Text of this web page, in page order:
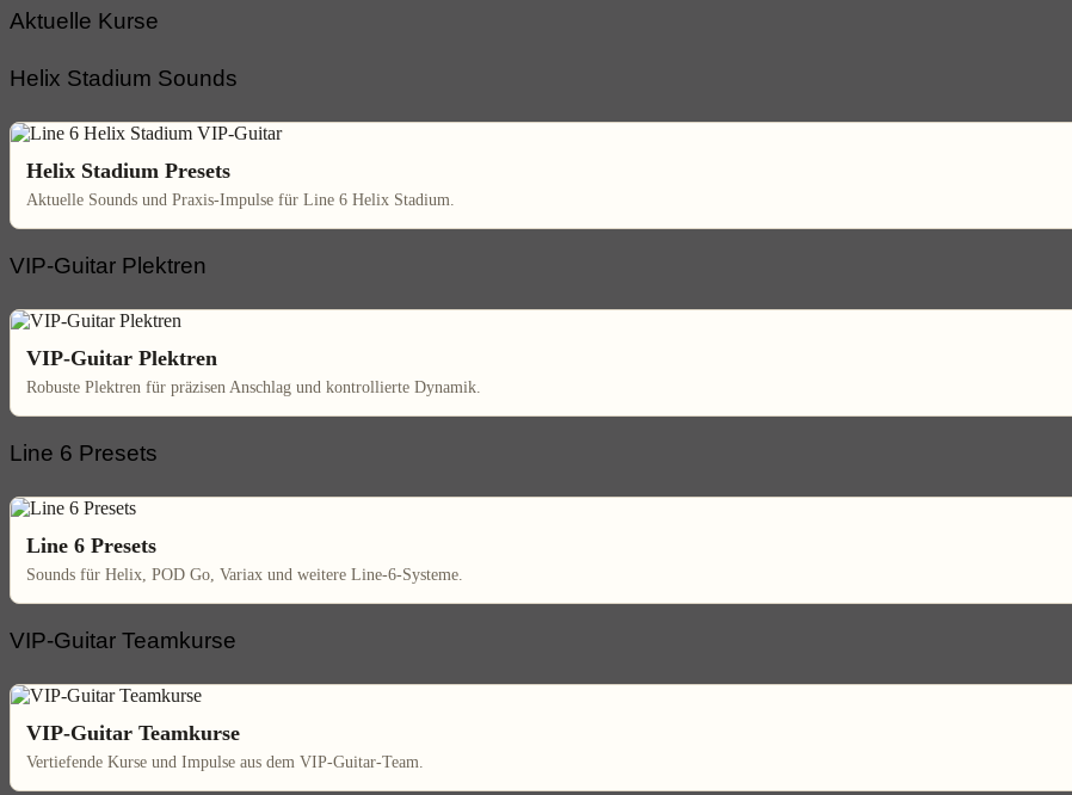
Aktuelle Kurse
Helix Stadium Sounds
Helix Stadium Presets
Aktuelle Sounds und Praxis-Impulse für Line 6 Helix Stadium.
VIP-Guitar Plektren
VIP-Guitar Plektren
Robuste Plektren für präzisen Anschlag und kontrollierte Dynamik.
Line 6 Presets
Line 6 Presets
Sounds für Helix, POD Go, Variax und weitere Line-6-Systeme.
VIP-Guitar Teamkurse
VIP-Guitar Teamkurse
Vertiefende Kurse und Impulse aus dem VIP-Guitar-Team.